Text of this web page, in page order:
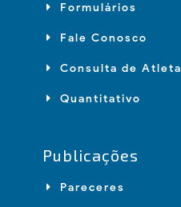
Formulários
Fale Conosco
Consulta de Atleta
Quantitativo
Publicações
Pareceres